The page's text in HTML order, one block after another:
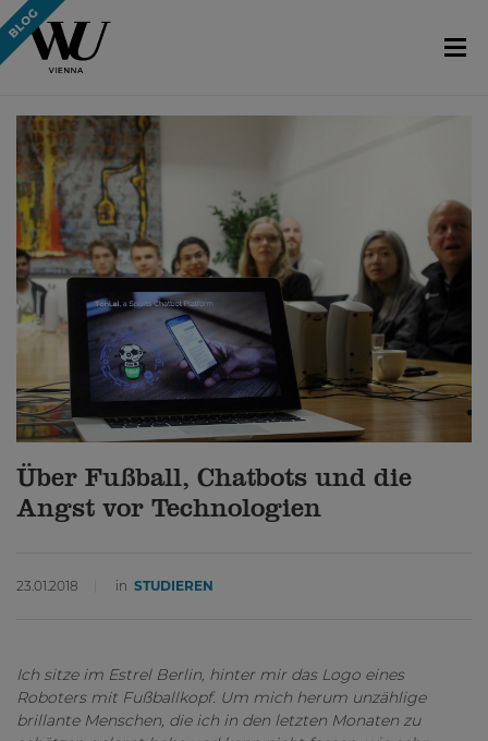
Über Fußball, Chatbots und die
Angst vor Technologien
23.01.2018 in STUDIEREN
Ich sitze im Estrel Berlin, hinter mir das Logo eines
Roboters mit Fußballkopf. Um mich herum unzählige
brillante Menschen, die ich in den letzten Monaten zu